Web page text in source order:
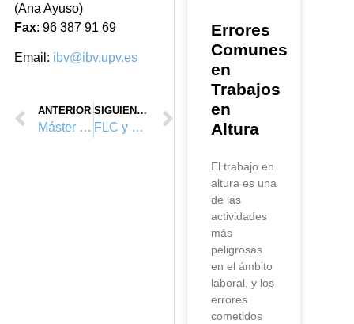
(Ana Ayuso)
Fax: 96 387 91 69
Email: ibv@ibv.upv.es
ANTERIOR
Máster Universitario en Prevención de Riesgos Laborables U.P.V. y Vértice Vertical
SIGUIENTE
FLC y Vértice Vertical S.L.U.
Errores
Comunes
en
Trabajos
en
Altura
El trabajo en
altura es una
de las
actividades
más
peligrosas
en el ámbito
laboral, y los
errores
cometidos